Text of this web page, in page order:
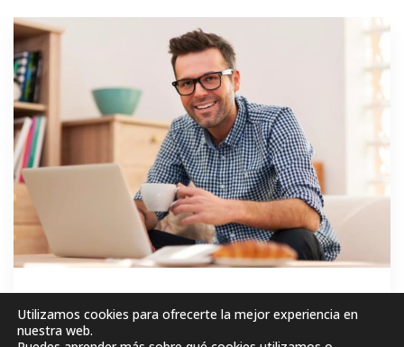
GRATIS
Utilizamos cookies para ofrecerte la mejor experiencia en
nuestra web.